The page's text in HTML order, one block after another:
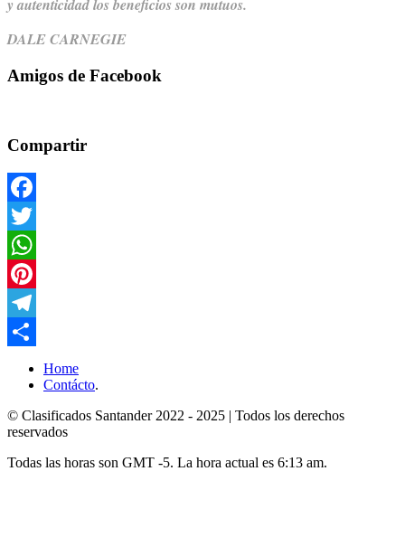
y autenticidad los beneficios son mutuos.
DALE CARNEGIE
Amigos de Facebook
Compartir
Facebook
Twitter
WhatsApp
Pinterest
Telegram
Compartir
Home
Contácto.
© Clasificados Santander 2022 - 2025 | Todos los derechos
reservados
Todas las horas son GMT -5. La hora actual es 6:13 am.